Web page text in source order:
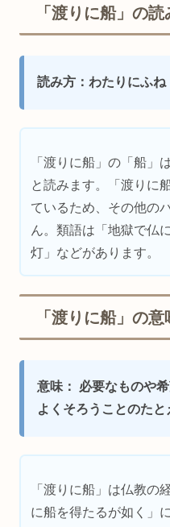
「渡りに船」の読
読み方：わたりにふね
「渡りに船」の「船」
と読みます。「渡りに
ているため、その他の
ん。類語は「地獄で仏
灯」などがあります。
「渡りに船」の意
意味： 必要なものや
よくそろうことのたと
「渡りに船」は仏教の
に船を得たるが如く」